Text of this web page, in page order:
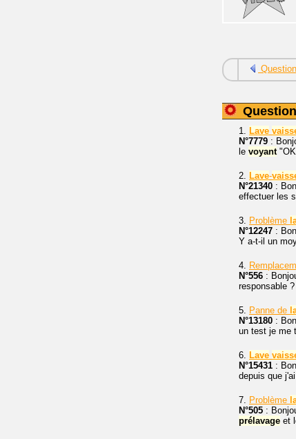
1. Lave
N°7779 :
le voyant"OK
2. Lave-
N°21340 :
effectuer les
3. Problème
N°12247 :
Y a-t-il un
4.
N°556 :
responsable
5. Panne de
N°13180 :
un test je me
6. Lave
N°15431 :
depuis que
7. Problème
N°505 :
prélavage et